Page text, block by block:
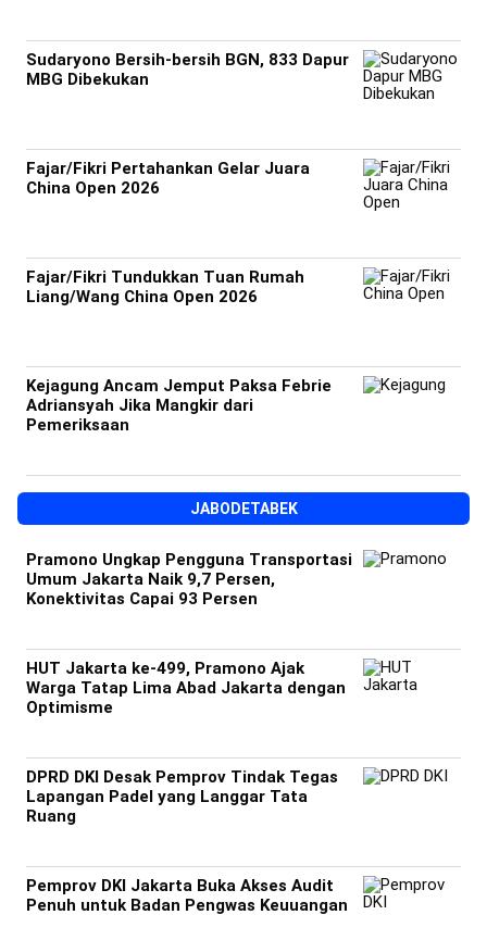
Sudaryono Bersih-bersih BGN, 833 Dapur
MBG Dibekukan
Fajar/Fikri Pertahankan Gelar Juara
China Open 2026
Fajar/Fikri Tundukkan Tuan Rumah
Liang/Wang China Open 2026
Kejagung Ancam Jemput Paksa Febrie
Adriansyah Jika Mangkir dari
Pemeriksaan
JABODETABEK
Pramono Ungkap Pengguna Transportasi
Umum Jakarta Naik 9,7 Persen,
Konektivitas Capai 93 Persen
HUT Jakarta ke-499, Pramono Ajak
Warga Tatap Lima Abad Jakarta dengan
Optimisme
DPRD DKI Desak Pemprov Tindak Tegas
Lapangan Padel yang Langgar Tata
Ruang
Pemprov DKI Jakarta Buka Akses Audit
Penuh untuk Badan Pengwas Keuuangan